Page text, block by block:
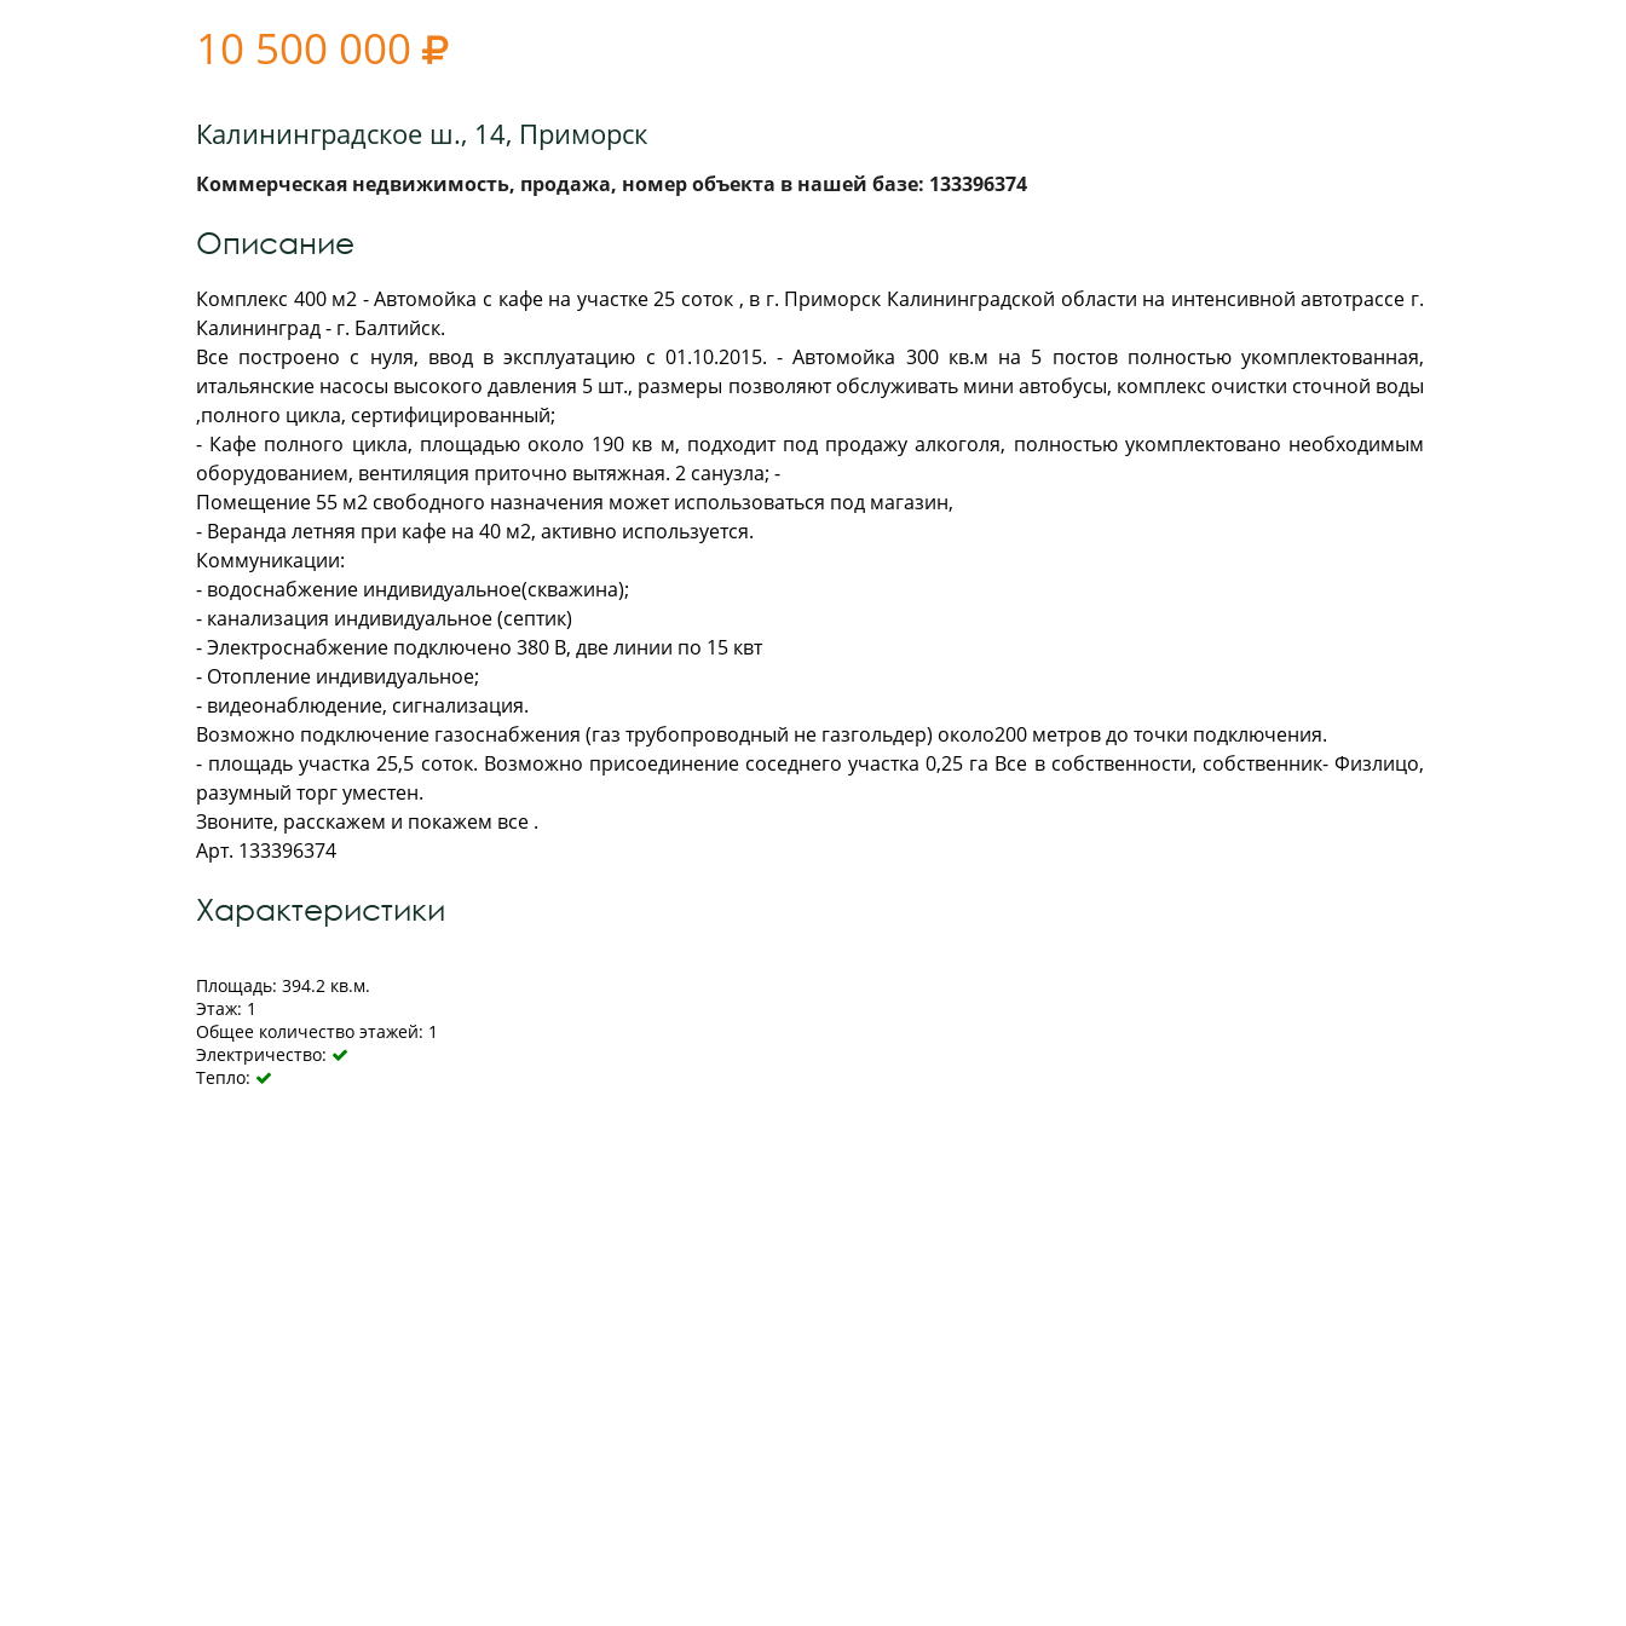
10 500 000 
Калининградское ш., 14, Приморск
Коммерческая недвижимость, продажа, номер объекта в нашей базе: 133396374
Описание
Комплекс 400 м2 - Автомойка с кафе на участке 25 соток , в г. Приморск Калининградской области на интенсивной автотрассе г.
Калининград - г. Балтийск.
Все построено с нуля, ввод в эксплуатацию с 01.10.2015. - Автомойка 300 кв.м на 5 постов полностью укомплектованная,
итальянские насосы высокого давления 5 шт., размеры позволяют обслуживать мини автобусы, комплекс очистки сточной воды
,полного цикла, сертифицированный;
- Кафе полного цикла, площадью около 190 кв м, подходит под продажу алкоголя, полностью укомплектовано необходимым
оборудованием, вентиляция приточно вытяжная. 2 санузла; -
Помещение 55 м2 свободного назначения может использоваться под магазин,
- Веранда летняя при кафе на 40 м2, активно используется.
Коммуникации:
- водоснабжение индивидуальное(скважина);
- канализация индивидуальное (септик)
- Электроснабжение подключено 380 В, две линии по 15 квт
- Отопление индивидуальное;
- видеонаблюдение, сигнализация.
Возможно подключение газоснабжения (газ трубопроводный не газгольдер) около200 метров до точки подключения.
- площадь участка 25,5 соток. Возможно присоединение соседнего участка 0,25 га Все в собственности, собственник- Физлицо,
разумный торг уместен.
Звоните, расскажем и покажем все .
Арт. 133396374
Характеристики
Площадь: 394.2 кв.м.
Этаж: 1
Общее количество этажей: 1
Электричество: 
Тепло: 